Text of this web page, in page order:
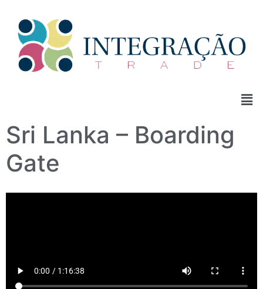
Sri Lanka – Boarding
Gate